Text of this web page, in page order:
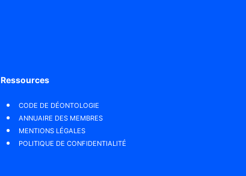
Ressources
CODE DE DÉONTOLOGIE
ANNUAIRE DES MEMBRES
MENTIONS LÉGALES
POLITIQUE DE CONFIDENTIALITÉ